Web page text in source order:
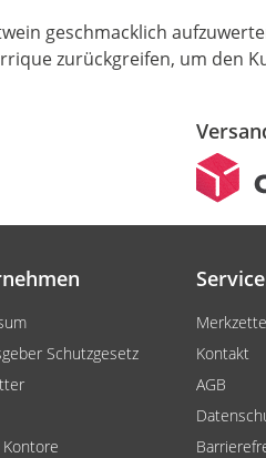
geschmacklich
zurückgreifen, um den
Schutzgesetz
Service
Kontakt
AGB